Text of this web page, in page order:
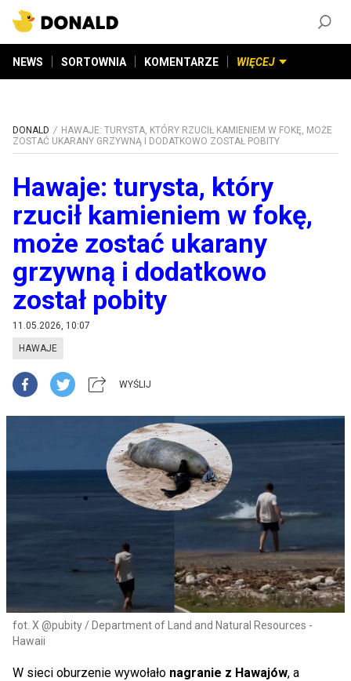
NEWS SORTOWNIA KOMENTARZE WIĘCEJ
DONALD
HAWAJE: TURYSTA, KTÓRY RZUCIŁ KAMIENIEM W FOKĘ, MOŻE
ZOSTAĆ UKARANY GRZYWNĄ I DODATKOWO ZOSTAŁ POBITY
Hawaje: turysta, który
rzucił kamieniem w fokę,
może zostać ukarany
grzywną i dodatkowo
został pobity
11.05.2026, 10:07
HAWAJE
WYŚLIJ
fot. X @pubity / Department of Land and Natural Resources -
Hawaii
W sieci oburzenie wywołało nagranie z Hawajów, a